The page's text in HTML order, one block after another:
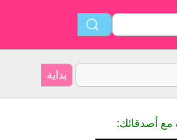
مع أصدقائك: